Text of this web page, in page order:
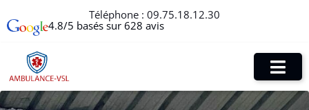
Téléphone : 09.75.18.12.30
4.8/5 basés sur 628 avis